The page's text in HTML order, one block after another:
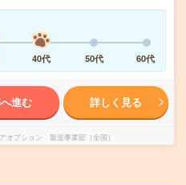
40代 50代 60代
進む 詳しく見る
オプション 製造事業部（全国）